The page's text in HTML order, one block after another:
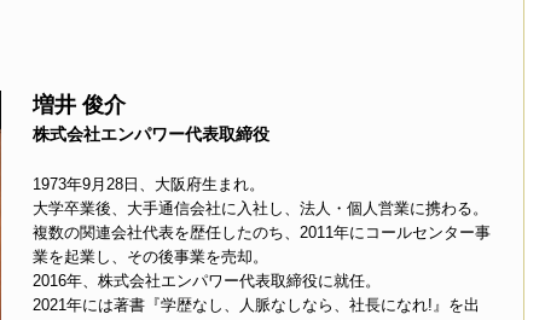
増井 俊介
株式会社エンパワー代表取締役
1973年9月28日、大阪府生まれ。
大学卒業後、大手通信会社に入社し、法人・個人営業に携わる。
複数の関連会社代表を歴任したのち、2011年にコールセンター事
業を起業し、その後事業を売却。
2016年、株式会社エンパワー代表取締役に就任。
2021年には著書『学歴なし、人脈なしなら、社長になれ!』を出